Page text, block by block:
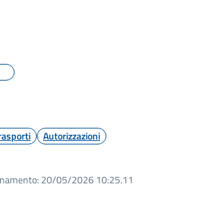
Autorizzazioni
20/05/2026 10:25.11